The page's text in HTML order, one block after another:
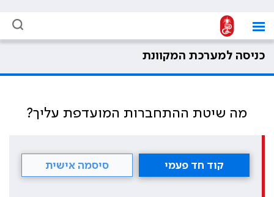
כניסה למערכת המקוונת
מה שיטת ההתחברות המועדפת עליך?
קוד חד פעמי סיסמה אישית